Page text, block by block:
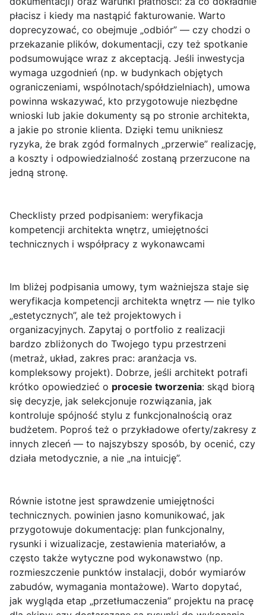
płacisz i kiedy ma nastąpić fakturowanie. Warto
doprecyzować, co obejmuje „odbiór” — czy chodzi o
przekazanie plików, dokumentacji, czy też spotkanie
podsumowujące wraz z akceptacją. Jeśli inwestycja
wymaga uzgodnień (np. w budynkach objętych
ograniczeniami, wspólnotach/spółdzielniach), umowa
powinna wskazywać, kto przygotowuje niezbędne
wnioski lub jakie dokumenty są po stronie architekta,
a jakie po stronie klienta. Dzięki temu unikniesz
ryzyka, że brak zgód formalnych „przerwie” realizację,
a koszty i odpowiedzialność zostaną przerzucone na
jedną stronę.
Checklisty przed podpisaniem: weryfikacja
kompetencji architekta wnętrz, umiejętności
technicznych i współpracy z wykonawcami
Im bliżej podpisania umowy, tym ważniejsza staje się
weryfikacja kompetencji architekta wnętrz — nie tylko
„estetycznych”, ale też projektowych i
organizacyjnych. Zapytaj o portfolio z realizacji
bardzo zbliżonych do Twojego typu przestrzeni
(metraż, układ, zakres prac: aranżacja vs.
kompleksowy projekt). Dobrze, jeśli architekt potrafi
krótko opowiedzieć o procesie tworzenia: skąd biorą
się decyzje, jak selekcjonuje rozwiązania, jak
kontroluje spójność stylu z funkcjonalnością oraz
budżetem. Poproś też o przykładowe oferty/zakresy z
innych zleceń — to najszybszy sposób, by ocenić, czy
działa metodycznie, a nie „na intuicję”.
Równie istotne jest sprawdzenie umiejętności
technicznych. powinien jasno komunikować, jak
przygotowuje dokumentację: plan funkcjonalny,
rysunki i wizualizacje, zestawienia materiałów, a
często także wytyczne pod wykonawstwo (np.
rozmieszczenie punktów instalacji, dobór wymiarów
zabudów, wymagania montażowe). Warto dopytać,
jak wygląda etap „przetłumaczenia” projektu na pracę